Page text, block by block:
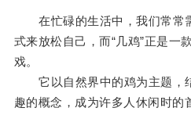
在忙碌的生活中，我们常常
式来放松自己，而“几鸡”正是一
戏。
它以自然界中的鸡为主题，
趣的概念，成为许多人休闲时的